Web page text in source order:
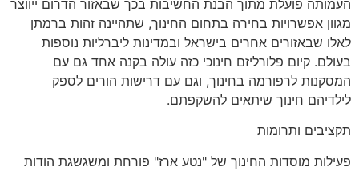
העמותה פועלת מתוך הבנת החשיבות בכך שבאזור הדרום ייווצר
מגוון אפשרויות בחירה בתחום החינוך, שתהיינה זהות ברמתן
לאלו שבאזורים אחרים בישראל ובמדינות ליברליות נוספות
בעולם. קיום פלורליזם חינוכי כזה עולה בקנה אחד גם עם
המסקנות לרפורמה בחינוך, וגם עם דרישות הורים לספק
לילדיהם חינוך שיתאים להשקפתם.
תקציבים ותרומות
פעילות מוסדות החינוך של "נטע ארז" פורחת ומשגשגת הודות